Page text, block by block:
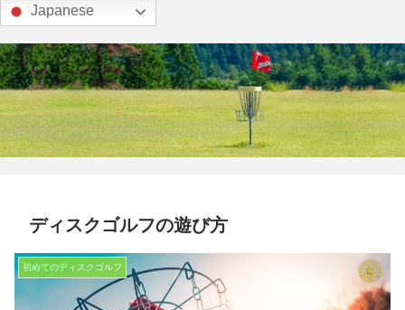
Japanese
ディスクゴルフの遊び方
初めてのディスクゴルフ